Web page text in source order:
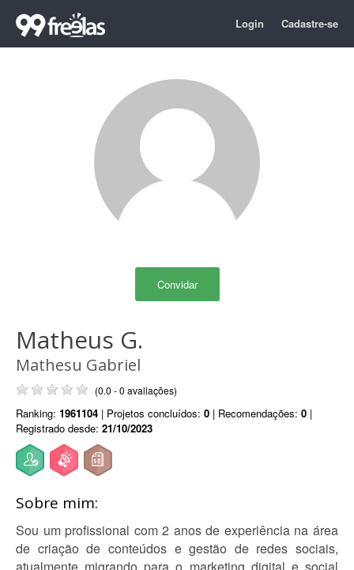
Login Cadastre-se
Convidar
Matheus G.
Mathesu Gabriel
(0.0 - 0 avaliações)
Ranking: 1961104 | Projetos concluídos: 0 | Recomendações: 0 |
Registrado desde: 21/10/2023
Sobre mim:
Sou um profissional com 2 anos de experiência na área
de criação de conteúdos e gestão de redes sociais,